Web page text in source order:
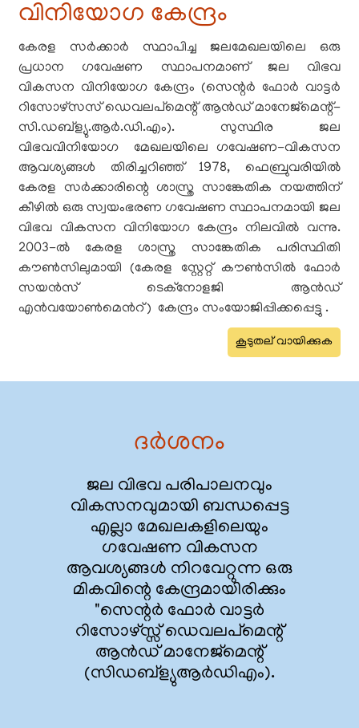
വിനിയോഗ കേന്ദ്രം
കേരള സർക്കാർ സ്ഥാപിച്ച ജലമേഖലയിലെ ഒരു
പ്രധാന ഗവേഷണ സ്ഥാപനമാണ് ജല വിഭവ
വികസന വിനിയോഗ കേന്ദ്രം (സെന്റർ ഫോർ വാട്ടർ
റിസോഴ്സസ് ഡെവലപ്മെന്റ് ആൻഡ് മാനേജ്മെന്റ്-
സി.ഡബ്ള്യു.ആർ.ഡി.എം). സുസ്ഥിര ജല
വിഭവവിനിയോഗ മേഖലയിലെ ഗവേഷണ-വികസന
ആവശ്യങ്ങൾ തിരിച്ചറിഞ്ഞ് 1978, ഫെബ്രുവരിയിൽ
കേരള സർക്കാരിന്റെ ശാസ്ത്ര സാങ്കേതിക നയത്തിന്
കീഴിൽ ഒരു സ്വയംഭരണ ഗവേഷണ സ്ഥാപനമായി ജല
വിഭവ വികസന വിനിയോഗ കേന്ദ്രം നിലവിൽ വന്നു.
2003-ൽ കേരള ശാസ്ത്ര സാങ്കേതിക പരിസ്ഥിതി
കൗൺസിലുമായി (കേരള സ്റ്റേറ്റ് കൗൺസിൽ ഫോർ
സയൻസ് ടെക്നോളജി ആൻഡ്
എൻവയോൺമെൻറ്) കേന്ദ്രം സംയോജിപ്പിക്കപ്പെട്ടു .
കൂടുതല് വായിക്കുക
ദർശനം
ജല വിഭവ പരിപാലനവും
വികസനവുമായി ബന്ധപ്പെട്ട
എല്ലാ മേഖലകളിലെയും
ഗവേഷണ വികസന
ആവശ്യങ്ങൾ നിറവേറ്റുന്ന ഒരു
മികവിന്റെ കേന്ദ്രമായിരിക്കും
"സെന്റർ ഫോർ വാട്ടർ
റിസോഴ്സ്സ് ഡെവലപ്മെന്റ്
ആൻഡ് മാനേജ്മെന്റ്
(സിഡബ്ള്യുആർഡിഎം).